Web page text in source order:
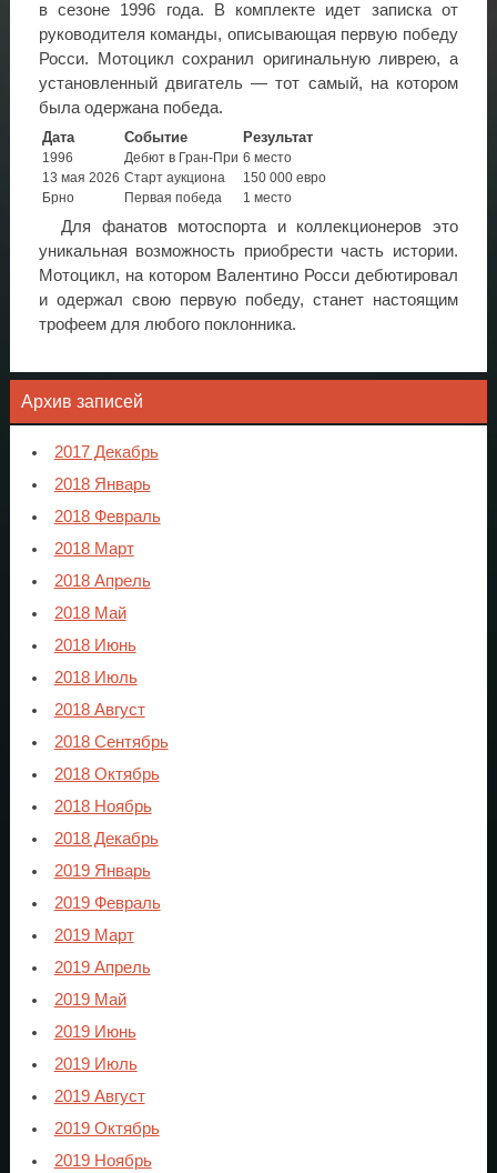
в сезоне 1996 года. В комплекте идет записка от
руководителя команды, описывающая первую победу
Росси. Мотоцикл сохранил оригинальную ливрею, а
установленный двигатель — тот самый, на котором
была одержана победа.
Дата Событие Результат
1996 Дебют в Гран-При 6 место
13 мая 2026 Старт аукциона
150 000 евро
Брно
Первая победа 1 место
Для фанатов мотоспорта и коллекционеров это
уникальная возможность приобрести часть истории.
Мотоцикл, на котором Валентино Росси дебютировал
и одержал свою первую победу, станет настоящим
трофеем для любого поклонника.
Архив записей
2017 Декабрь
2018 Январь
2018 Февраль
2018 Март
2018 Апрель
2018 Май
2018 Июнь
2018 Июль
2018 Август
2018 Сентябрь
2018 Октябрь
2018 Ноябрь
2018 Декабрь
2019 Январь
2019 Февраль
2019 Март
2019 Апрель
2019 Май
2019 Июнь
2019 Июль
2019 Август
2019 Октябрь
2019 Ноябрь